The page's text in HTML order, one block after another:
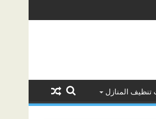
تنظيف المنازل